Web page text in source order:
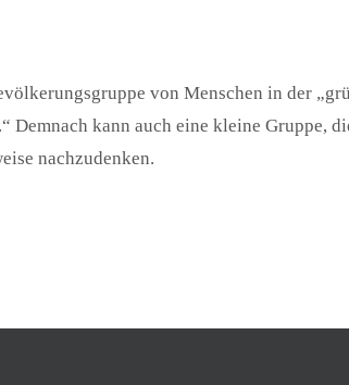
von Menschen in der
Demnach kann auch eine kleine Gruppe,
nachzudenken.